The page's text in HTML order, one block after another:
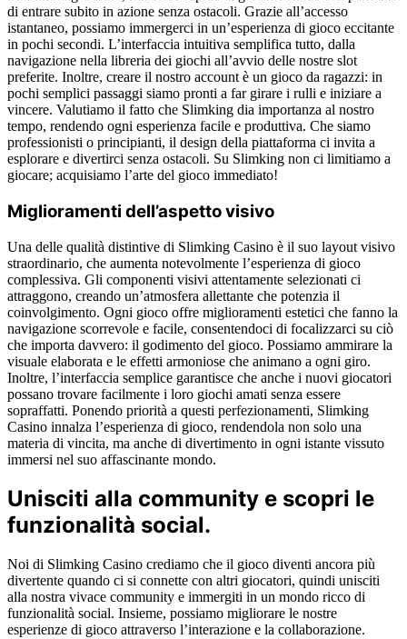
di entrare subito in azione senza ostacoli. Grazie all’accesso
istantaneo, possiamo immergerci in un’esperienza di gioco eccitante
in pochi secondi. L’interfaccia intuitiva semplifica tutto, dalla
navigazione nella libreria dei giochi all’avvio delle nostre slot
preferite. Inoltre, creare il nostro account è un gioco da ragazzi: in
pochi semplici passaggi siamo pronti a far girare i rulli e iniziare a
vincere. Valutiamo il fatto che Slimking dia importanza al nostro
tempo, rendendo ogni esperienza facile e produttiva. Che siamo
professionisti o principianti, il design della piattaforma ci invita a
esplorare e divertirci senza ostacoli. Su Slimking non ci limitiamo a
giocare; acquisiamo l’arte del gioco immediato!
Miglioramenti dell’aspetto visivo
Una delle qualità distintive di Slimking Casino è il suo layout visivo
straordinario, che aumenta notevolmente l’esperienza di gioco
complessiva. Gli componenti visivi attentamente selezionati ci
attraggono, creando un’atmosfera allettante che potenzia il
coinvolgimento. Ogni gioco offre miglioramenti estetici che fanno la
navigazione scorrevole e facile, consentendoci di focalizzarci su ciò
che importa davvero: il godimento del gioco. Possiamo ammirare la
visuale elaborata e le effetti armoniose che animano a ogni giro.
Inoltre, l’interfaccia semplice garantisce che anche i nuovi giocatori
possano trovare facilmente i loro giochi amati senza essere
sopraffatti. Ponendo priorità a questi perfezionamenti, Slimking
Casino innalza l’esperienza di gioco, rendendola non solo una
materia di vincita, ma anche di divertimento in ogni istante vissuto
immersi nel suo affascinante mondo.
Unisciti alla community e scopri le
funzionalità social.
Noi di Slimking Casino crediamo che il gioco diventi ancora più
divertente quando ci si connette con altri giocatori, quindi unisciti
alla nostra vivace community e immergiti in un mondo ricco di
funzionalità social. Insieme, possiamo migliorare le nostre
esperienze di gioco attraverso l’interazione e la collaborazione.